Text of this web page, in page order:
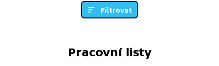
Filtrovat
Pracovní listy